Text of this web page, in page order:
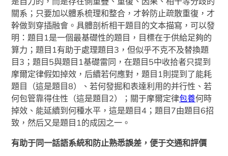
關系；只要加以體系梳理和整合，才幹防止疏散重復，才
幹做到穿插融會。具體剖析相干題目的文本描寫，可以發
明：題目1是一個最基礎性的題目，目標在于供給足夠的
算力；題目1有助于處理題目3，但似乎不克不及替換題
目3；題目5與題目1基礎雷同，在題目5中收拾者只提到
摩爾定律假如掉效，后續若何應對，題目1則提到了能耗
題目（這是題目8）、若何發掘和表達利用的并行性、若
何包管靠得住性（這是題目2）；關于摩爾定律包養何時
掉效、能延續到何種水平，這是題目4；題目7由題目6招
致，然后又是題目1的成因之一。
有助于同一話語系統和防止熟悉誤差，便于交通和評價